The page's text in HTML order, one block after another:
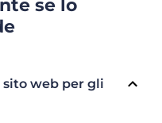
se lo
sito web per gli